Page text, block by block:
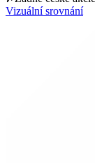
Vizuální srovnání